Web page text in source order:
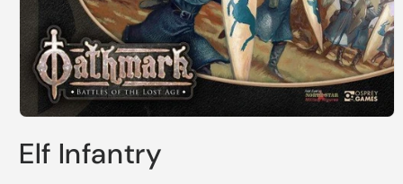
in
Modal
Elf Infantry